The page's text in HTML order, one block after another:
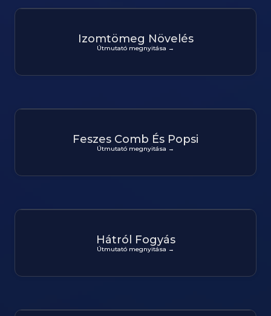
Izomtömeg Növelés
Útmutató megnyitása →
Feszes Comb És Popsi
Útmutató megnyitása →
Hátról Fogyás
Útmutató megnyitása →